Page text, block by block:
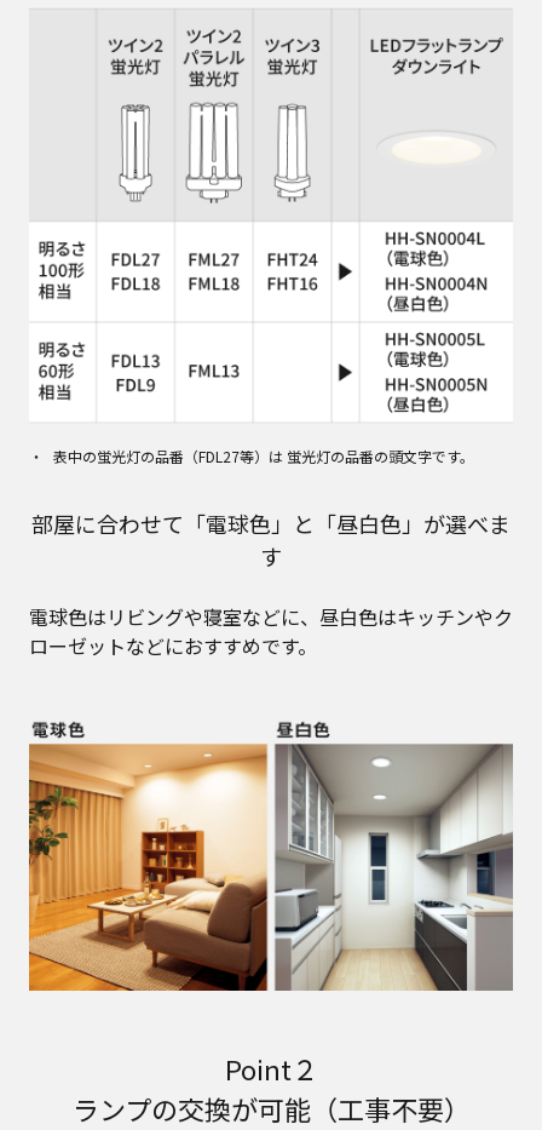
表中の蛍光灯の品番（FDL27等）は 蛍光灯の品番の頭文字です。
部屋に合わせて「電球色」と「昼白色」が選べま
す
電球色はリビングや寝室などに、昼白色はキッチンやク
ローゼットなどにおすすめです。
Point２
ランプの交換が可能（工事不要）